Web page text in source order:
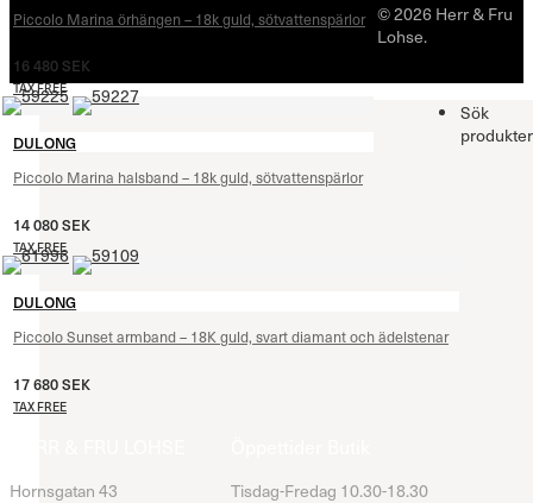
Piccolo Marina örhängen – 18k guld, sötvattenspärlor
16 480 SEK
TAX FREE
DULONG
Piccolo Marina halsband – 18k guld, sötvattenspärlor
14 080SEK
TAX FREE
DULONG
Piccolo Sunset armband – 18K guld, svart diamant och ädelstenar
17 680SEK
TAX FREE
Hornsgatan 43
Tisdag-Fredag 10.30-18.30
© 2026 Herr & Fru
Lohse.
Sök
produkter